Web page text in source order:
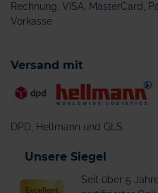
Rechnung, VISA, MasterCard,
Vorkasse
Versand mit
DPD, Hellmann und GLS
Unsere Siegel
Seit über 5